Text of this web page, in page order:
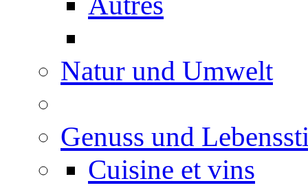
Natur und Umwelt
Genuss und
Cuisine et vins